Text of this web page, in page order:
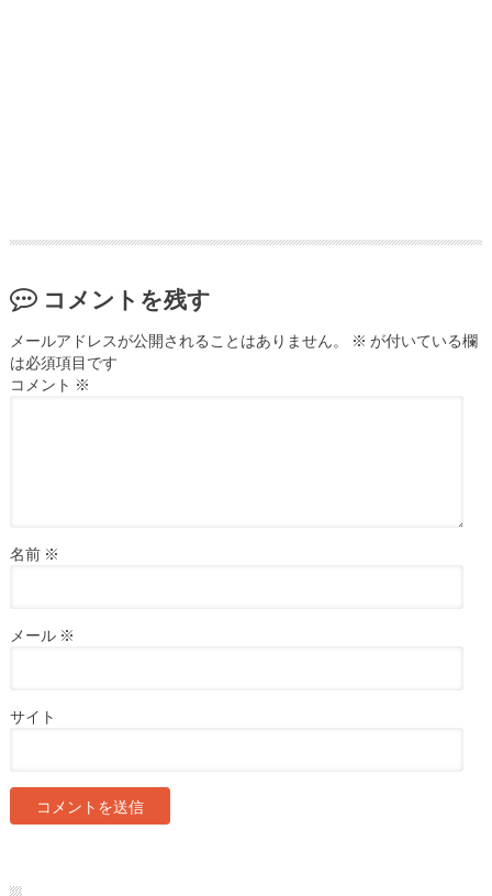
コメントを残す
メールアドレスが公開されることはありません。 ※ が付いている欄
は必須項目です
コメント ※
名前 ※
メール ※
サイト